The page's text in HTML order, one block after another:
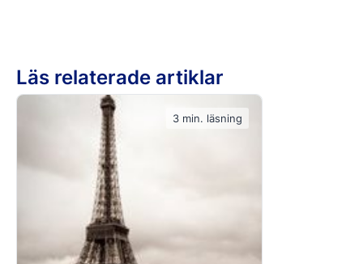
Läs relaterade artiklar
3 min. läsning